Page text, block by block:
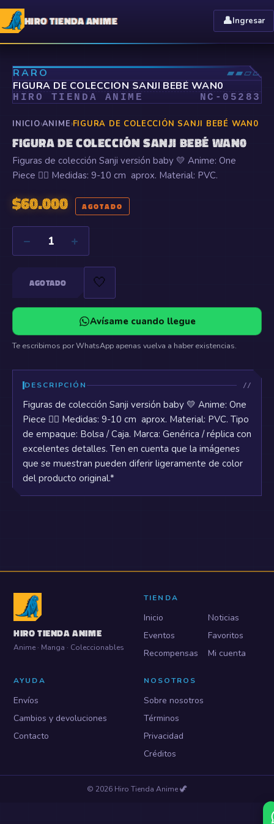
HIRO TIENDA ANIME 👤Ingresar
RARO ▰▰▱▱
⤢
FIGURA DE COLECCIÓN SANJI BEBÉ WAN0
HIRO TIENDA ANIME NC- 05283
INICIO›ANIME›FIGURA DE COLECCIÓN SANJI BEBÉ WAN0
FIGURA DE COLECCIÓN SANJI BEBÉ WAN0
Figuras de colección Sanji versión baby 💛 Anime: One
Piece 🏴‍☠️ Medidas: 9-10 cm aprox. Material: PVC.
$60.000 AGOTADO
− 1 +
AGOTADO 🤍
Avísame cuando llegue
Te escribimos por WhatsApp apenas vuelva a haber existencias.
DESCRIPCIÓN
Figuras de colección Sanji versión baby 💛 Anime: One
Piece 🏴‍☠️ Medidas: 9-10 cm aprox. Material: PVC. Tipo
de empaque: Bolsa / Caja. Marca: Genérica / réplica con
excelentes detalles. Ten en cuenta que la imágenes
que se muestran pueden diferir ligeramente de color
del producto original.*
HIRO TIENDA ANIME
Anime · Manga · Coleccionables
TIENDA
Inicio
Noticias
Eventos
Favoritos
Recompensas
Mi cuenta
AYUDA
Envíos
Cambios y devoluciones
Contacto
NOSOTROS
Sobre nosotros
Términos
Privacidad
Créditos
© 2026 Hiro Tienda Anime🦖